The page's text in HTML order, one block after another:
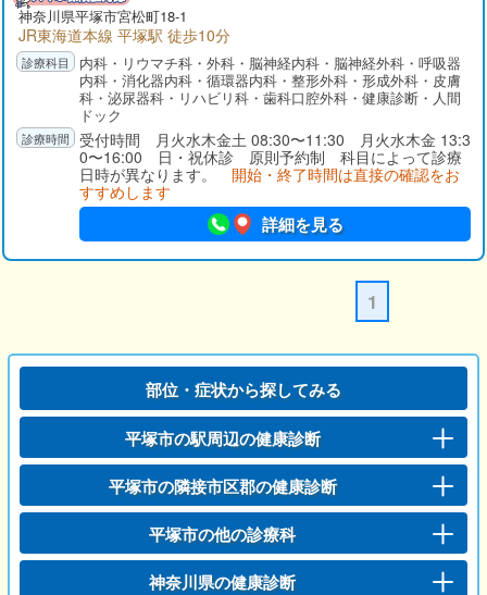
神奈川県平塚市宮松町18-1
JR東海道本線 平塚駅 徒歩10分
内科・リウマチ科・外科・脳神経内科・脳神経外科・呼吸器
内科・消化器内科・循環器内科・整形外科・形成外科・皮膚
科・泌尿器科・リハビリ科・歯科口腔外科・健康診断・人間
ドック
受付時間 月火水木金土 08:30〜11:30 月火水木金 13:3
0〜16:00 日・祝休診 原則予約制 科目によって診療
日時が異なります。 開始・終了時間は直接の確認をお
すすめします
詳細を見る
1
部位・症状から探してみる
平塚市の駅周辺の健康診断
平塚市の隣接市区郡の健康診断
平塚市の他の診療科
神奈川県の健康診断